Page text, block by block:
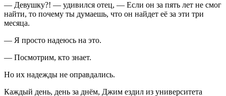
— Девушку?! — удивился отец, — Если он за пять лет не смог
найти, то почему ты думаешь, что он найдет её за эти три
месяца.
— Я просто надеюсь на это.
— Посмотрим, кто знает.
Но их надежды не оправдались.
Каждый день, день за днём, Джим ездил из университета